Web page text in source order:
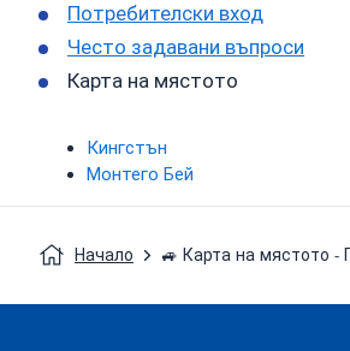
Потребителски вход
Често задавани въпроси
Карта на мястото
Кингстън
Монтего Бей
Начало 🚙 Карта на мястото